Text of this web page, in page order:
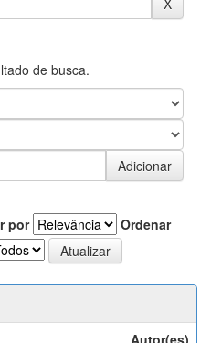
de busca.
por
Ordenar
Autor(es)